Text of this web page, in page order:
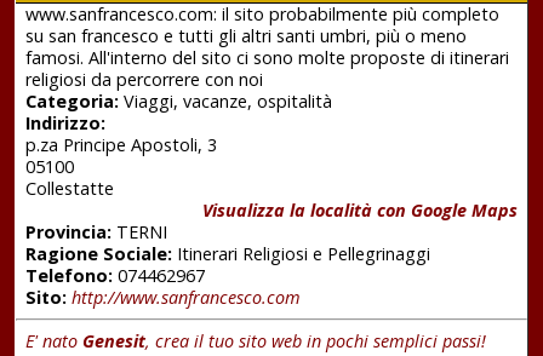
www.sanfrancesco.com: il sito probabilmente più completo
su san francesco e tutti gli altri santi umbri, più o meno
famosi. All'interno del sito ci sono molte proposte di itinerari
religiosi da percorrere con noi
Categoria:Viaggi, vacanze, ospitalità
Indirizzo:
p.za Principe Apostoli, 3
05100
Collestatte
Visualizza la località con Google Maps
Provincia:TERNI
Ragione Sociale:Itinerari Religiosi e Pellegrinaggi
Telefono:074462967
Sito: http://www.sanfrancesco.com
E' nato Genesit, crea il tuo sito web in pochi semplici passi!